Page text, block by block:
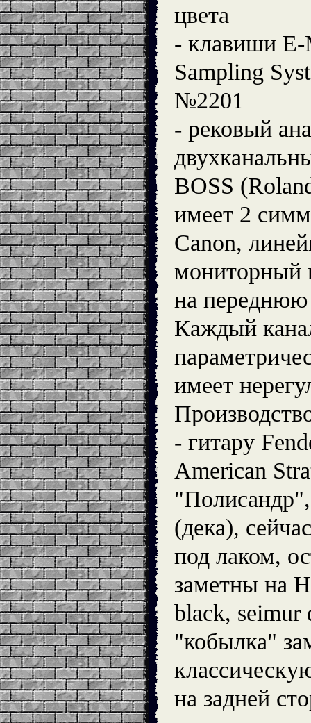
цвета
- клавиши
Sampling
№2201
- рековый
BOSS
имеет 2
Canon,
мониторный
на
Каждый
имеет
- гитару
American
(дека),
под лаком,
заметны на
black,
"кобылка"
на задней